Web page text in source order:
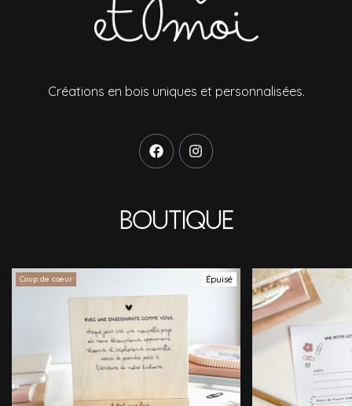
Créations en bois uniques et personnalisées.
Boutique
Coup de coeur Épuisé